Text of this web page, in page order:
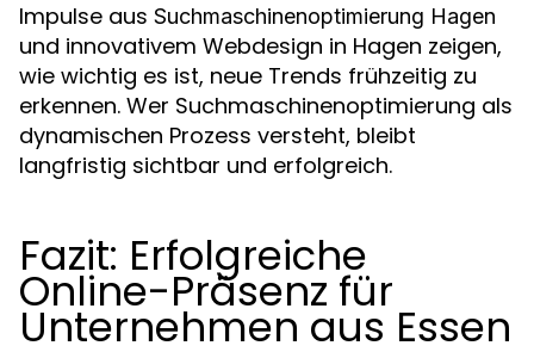
Impulse aus Suchmaschinenoptimierung Hagen
und innovativem Webdesign in Hagen zeigen,
wie wichtig es ist, neue Trends frühzeitig zu
erkennen. Wer Suchmaschinenoptimierung als
dynamischen Prozess versteht, bleibt
langfristig sichtbar und erfolgreich.
Fazit: Erfolgreiche
Online-Präsenz für
Unternehmen aus Essen